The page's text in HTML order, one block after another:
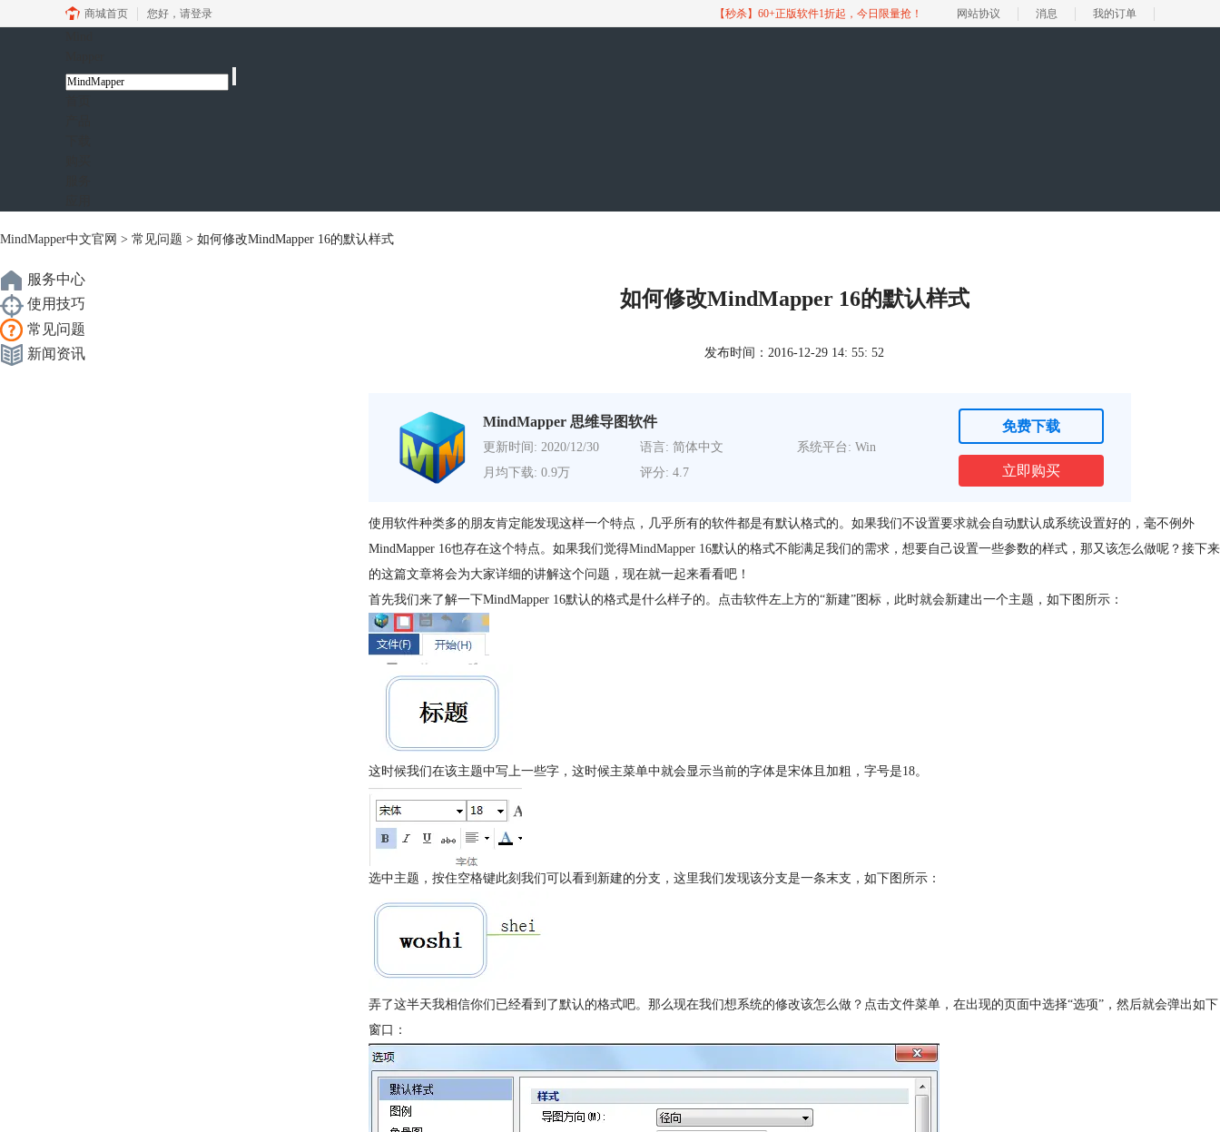
商城首页 您好， 请登录 【秒杀】60+正版软件1折起，今日限量抢！ 网站协议 消息 我的订单
MindMapper中文官网 > 常见问题 > 如何修改MindMapper 16的默认样式
服务中心
使用技巧
常见问题
新闻资讯
如何修改MindMapper 16的默认样式
发布时间：2016-12-29 14: 55: 52
MindMapper 思维导图软件
更新时间: 2020/12/30 语言: 简体中文
系统平台: Win
月均下载: 0.9万
评分: 4.7
免费下载
立即购买
使用软件种类多的朋友肯定能发现这样一个特点，几乎所有的软件都是有默认格式的。如果我们不设置要求就会自动默认成系统设置好的，毫不例外
MindMapper 16也存在这个特点。如果我们觉得MindMapper 16默认的格式不能满足我们的需求，想要自己设置一些参数的样式，那又该怎么做呢？接下来
的这篇文章将会为大家详细的讲解这个问题，现在就一起来看看吧！
首先我们来了解一下MindMapper 16默认的格式是什么样子的。点击软件左上方的“新建”图标，此时就会新建出一个主题，如下图所示：
这时候我们在该主题中写上一些字，这时候主菜单中就会显示当前的字体是宋体且加粗，字号是18。
选中主题，按住空格键此刻我们可以看到新建的分支，这里我们发现该分支是一条末支，如下图所示：
弄了这半天我相信你们已经看到了默认的格式吧。那么现在我们想系统的修改该怎么做？点击文件菜单，在出现的页面中选择“选项”，然后就会弹出如下
窗口：